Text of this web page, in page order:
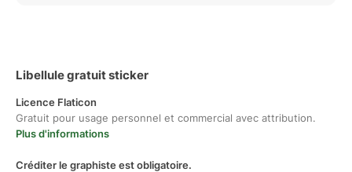
Libellule gratuit sticker
Licence Flaticon
Gratuit pour usage personnel et commercial avec attribution.
Plus d'informations
Créditer le graphiste est obligatoire.